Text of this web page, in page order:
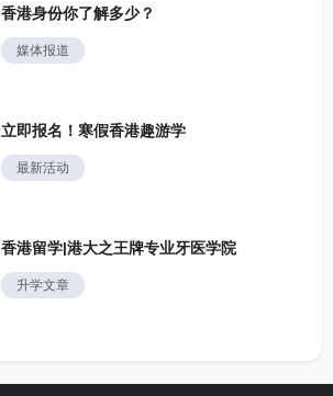
香港身份你了解多少？
媒体报道
立即报名！寒假香港趣游学
最新活动
香港留学|港大之王牌专业牙医学院
升学文章